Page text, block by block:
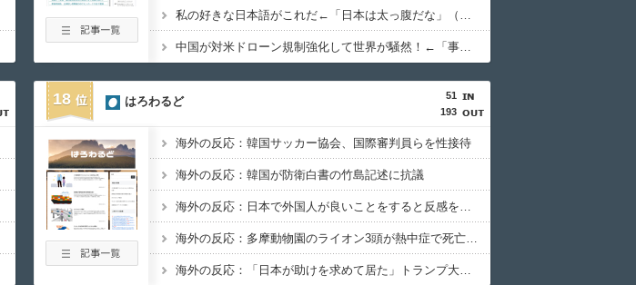
私の好きな日本語がこれだ←「日本は太っ腹だな」（海外の反応）
中国が対米ドローン規制強化して世界が騒然！←「事実上の禁輸措置か？」（海外の反応）
18
51
193
はろわるど
海外の反応：韓国サッカー協会、国際審判員らを性接待
海外の反応：韓国が防衛白書の竹島記述に抗議
海外の反応：日本で外国人が良いことをすると反感を買う風潮をどう思う？
海外の反応：多摩動物園のライオン3頭が熱中症で死亡、海外から批判
海外の反応：「日本が助けを求めて居た」トランプ大統領が円買い介入に言及